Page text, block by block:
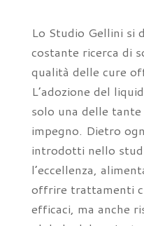
Lo Studio Gellini si
costante ricerca di
qualità delle cure
L’adozione del
solo una delle
impegno. Dietro
introdotti nello
l’eccellenza,
offrire trattamenti
efficaci, ma anche